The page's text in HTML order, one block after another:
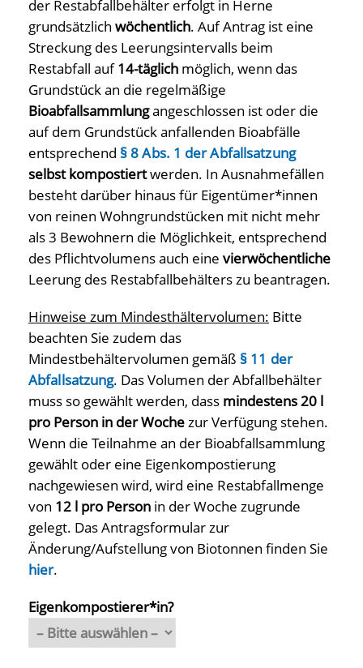
der Restabfallbehälter erfolgt in Herne
grundsätzlich wöchentlich. Auf Antrag ist eine
Streckung des Leerungsintervalls beim
Restabfall auf14-täglich möglich, wenn das
Grundstück an die regelmäßige
Bioabfallsammlungangeschlossen ist oder die
auf dem Grundstück anfallenden Bioabfälle
entsprechend § 8 Abs. 1 der Abfallsatzung
selbst kompostiertwerden. In Ausnahmefällen
besteht darüber hinaus für Eigentümer*innen
von reinen Wohngrundstücken mit nicht mehr
als 3 Bewohnern die Möglichkeit, entsprechend
des Pflichtvolumens auch eine vierwöchentliche
Leerung des Restabfallbehälters zu beantragen.
Hinweise zum Mindesthältervolumen: Bitte
beachten Sie zudem das
Mindestbehältervolumen gemäß § 11 der
Abfallsatzung. Das Volumen der Abfallbehälter
muss so gewählt werden, dass mindestens 20 l
pro Person in der Wochezur Verfügung stehen.
Wenn die Teilnahme an der Bioabfallsammlung
gewählt oder eine Eigenkompostierung
nachgewiesen wird, wird eine Restabfallmenge
von 12 l pro Person in der Woche zugrunde
gelegt. Das Antragsformular zur
Änderung/Aufstellung von Biotonnen finden Sie
hier.
Eigenkompostierer*in?